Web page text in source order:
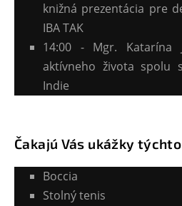
knižná prezentácia pre
IBA TAK
14:00 - Mgr. Katarína
aktívneho života spolu
Indie
Čakajú Vás ukážky
Boccia
Stolný tenis